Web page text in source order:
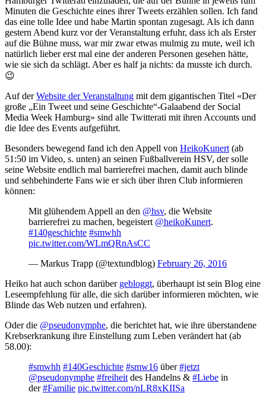
Minuten die Geschichte eines ihrer Tweets erzählen sollen. Ich fand
das eine tolle Idee und habe Martin spontan zugesagt. Als ich dann
gestern Abend kurz vor der Veranstaltung erfuhr, dass ich als Erster
auf die Bühne muss, war mir zwar etwas mulmig zu mute, weil ich
natürlich lieber erst mal eine der anderen Personen gesehen hätte,
wie sie sich da schlägt. Aber es half ja nichts: da musste ich durch.
😉
Auf derWebsite der Veranstaltung mit dem gigantischen Titel «Der
große „Ein Tweet und seine Geschichte“-Galaabend der Social
Media Week Hamburg» sind alle Twitterati mit ihren Accounts und
die Idee des Events aufgeführt.
Besonders bewegend fand ich den Appell von HeikoKunert (ab
51:50 im Video, s. unten) an seinen Fußballverein HSV, der solle
seine Website endlich mal barrierefrei machen, damit auch blinde
und sehbehinderte Fans wie er sich über ihren Club informieren
können:
Mit glühendem Appell an den @hsv, die Website
barrierefrei zu machen, begeistert @heikoKunert.
#140geschichte #smwhh
pic.twitter.com/WLmQRnAsCC
— Markus Trapp (@textundblog) February 26, 2016
Heiko hat auch schon darüber gebloggt, überhaupt ist sein Blog eine
Leseempfehlung für alle, die sich darüber informieren möchten, wie
Blinde das Web nutzen und erfahren).
Oder die @pseudonymphe, die berichtet hat, wie ihre überstandene
Krebserkrankung ihre Einstellung zum Leben verändert hat (ab
58.00):
#smwhh #140Geschichte #smw16 über#jetzt
@pseudonymphe #freiheit des Handelns & #Liebe in
der#Familie pic.twitter.com/nLR8xKIISa